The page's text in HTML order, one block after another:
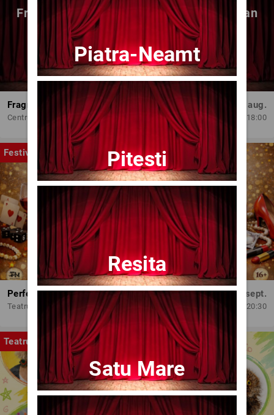
Fragmente dintr-un atelier – (regia Bogdan
Mureșanu) – AG
Fragmente dintr-un atelier – (regia Bogdan Mureșanu) – AG
Centrul Internațional de Artă Contemporană - Baia Turcească Iași
Dum, 30 aug.
18:00
Festival
Perfect Necăsătoriți
Teatrul Amzei
Mar, 15 sept.
20:30
Teatru
Piatra-Neamt
Pitesti
Resita
Satu Mare